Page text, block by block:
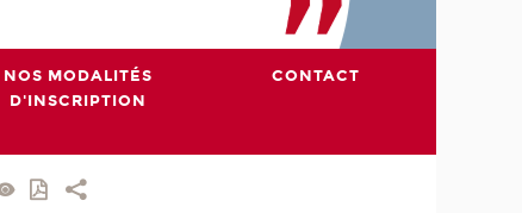
NOS MODALITÉS
D'INSCRIPTION
CONTACT